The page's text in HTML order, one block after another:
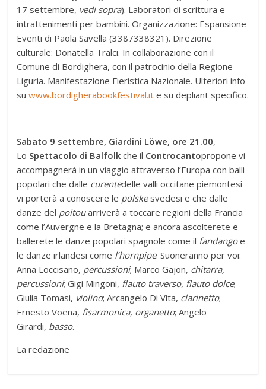
17 settembre, vedi sopra). Laboratori di scrittura e
intrattenimenti per bambini. Organizzazione: Espansione
Eventi di Paola Savella (3387338321). Direzione
culturale: Donatella Tralci. In collaborazione con il
Comune di Bordighera, con il patrocinio della Regione
Liguria. Manifestazione Fieristica Nazionale. Ulteriori info
suwww.bordigherabookfestival.it e su depliant specifico.
Sabato 9 settembre, Giardini Löwe, ore 21.00,
Lo Spettacolo di Balfolk che il Controcantopropone vi
accompagnerà in un viaggio attraverso l’Europa con balli
popolari che dalle curentedelle valli occitane piemontesi
vi porterà a conoscere le polskesvedesi e che dalle
danze del poitouarriverà a toccare regioni della Francia
come l’Auvergne e la Bretagna; e ancora ascolterete e
ballerete le danze popolari spagnole come il fandangoe
le danze irlandesi come l’hornpipe. Suoneranno per voi:
Anna Loccisano, percussioni; Marco Gajon, chitarra,
percussioni; Gigi Mingoni, flauto traverso, flauto dolce;
Giulia Tomasi, violino; Arcangelo Di Vita, clarinetto;
Ernesto Voena, fisarmonica, organetto; Angelo
Girardi, basso.
La redazione